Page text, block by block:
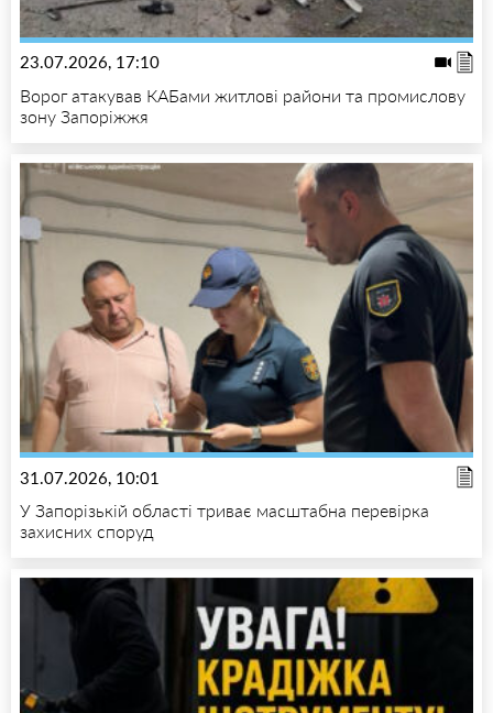
23.07.2026, 17:10
Ворог атакував КАБами житлові райони та промислову
зону Запоріжжя
31.07.2026, 10:01
У Запорізькій області триває масштабна перевірка
захисних споруд